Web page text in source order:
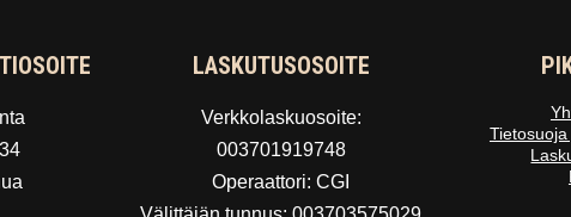
LASKUTUSOSOITE
Verkkolaskuosoite:
003701919748
Operaattori: CGI